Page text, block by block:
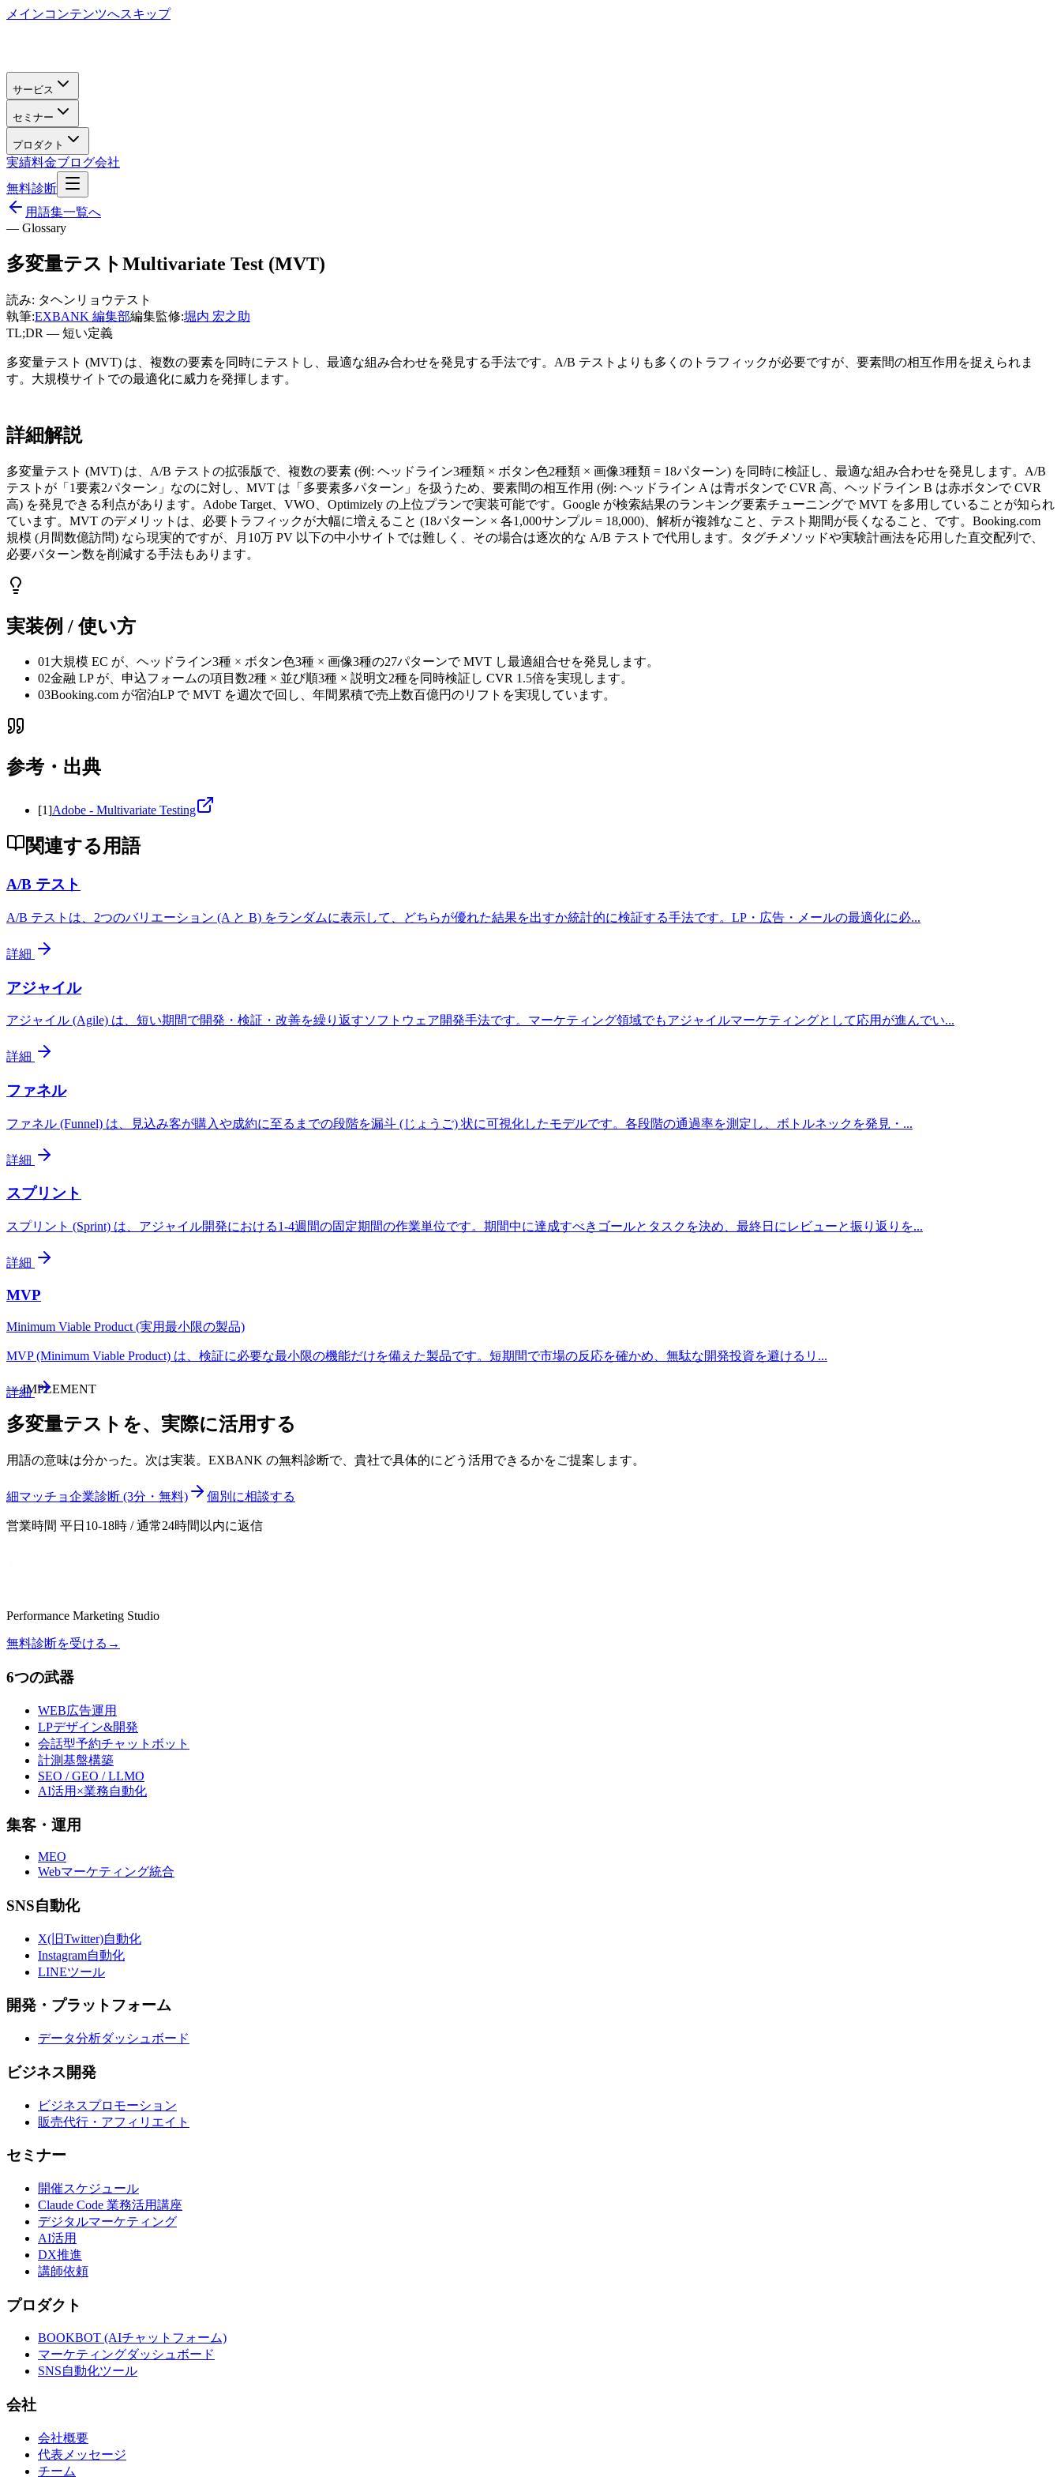
メインコンテンツへスキップ
サービス
セミナー
プロダクト
実績料金ブログ会社
無料診断
用語集一覧へ
— Glossary
多変量テストMultivariate Test (MVT)
読み: タヘンリョウテスト
執筆:EXBANK 編集部編集監修:堀内 宏之助
TL;DR — 短い定義
多変量テスト (MVT) は、複数の要素を同時にテストし、最適な組み合わせを発見する手法です。A/B テストよりも多くのトラフィックが必要ですが、要素間の相互作用を捉えられま
す。大規模サイトでの最適化に威力を発揮します。
詳細解説
多変量テスト (MVT) は、A/B テストの拡張版で、複数の要素 (例: ヘッドライン3種類 × ボタン色2種類 × 画像3種類 = 18パターン) を同時に検証し、最適な組み合わせを発見します。A/B
テストが「1要素2パターン」なのに対し、MVT は「多要素多パターン」を扱うため、要素間の相互作用 (例: ヘッドライン A は青ボタンで CVR 高、ヘッドライン B は赤ボタンで CVR
高) を発見できる利点があります。Adobe Target、VWO、Optimizely の上位プランで実装可能です。Google が検索結果のランキング要素チューニングで MVT を多用していることが知られ
ています。MVT のデメリットは、必要トラフィックが大幅に増えること (18パターン × 各1,000サンプル = 18,000)、解析が複雑なこと、テスト期間が長くなること、です。Booking.com
規模 (月間数億訪問) なら現実的ですが、月10万 PV 以下の中小サイトでは難しく、その場合は逐次的な A/B テストで代用します。タグチメソッドや実験計画法を応用した直交配列で、
必要パターン数を削減する手法もあります。
実装例 / 使い方
01大規模 EC が、ヘッドライン3種 × ボタン色3種 × 画像3種の27パターンで MVT し最適組合せを発見します。
02金融 LP が、申込フォームの項目数2種 × 並び順3種 × 説明文2種を同時検証し CVR 1.5倍を実現します。
03Booking.com が宿泊LP で MVT を週次で回し、年間累積で売上数百億円のリフトを実現しています。
参考・出典
[1]Adobe - Multivariate Testing
関連する用語
A/B テスト
A/B テストは、2つのバリエーション (A と B) をランダムに表示して、どちらが優れた結果を出すか統計的に検証する手法です。LP・広告・メールの最適化に必...
詳細
アジャイル
アジャイル (Agile) は、短い期間で開発・検証・改善を繰り返すソフトウェア開発手法です。マーケティング領域でもアジャイルマーケティングとして応用が進んでい...
詳細
ファネル
ファネル (Funnel) は、見込み客が購入や成約に至るまでの段階を漏斗 (じょうご) 状に可視化したモデルです。各段階の通過率を測定し、ボトルネックを発見・ ...
詳細
スプリント
スプリント (Sprint) は、アジャイル開発における1-4週間の固定期間の作業単位です。期間中に達成すべきゴールとタスクを決め、最終日にレビューと振り返りを...
詳細
MVP
Minimum Viable Product (実用最小限の製品)
MVP (Minimum Viable Product) は、検証に必要な最小限の機能だけを備えた製品です。短期間で市場の反応を確かめ、無駄な開発投資を避けるリ ...
詳細
—IMPLEMENT
多変量テスト を、実際に活用する
用語の意味は分かった。次は実装。EXBANK の無料診断で、貴社で具体的にどう活用できるかをご提案します。
細マッチョ企業診断 (3分・無料) 個別に相談する
営業時間 平日10-18時 / 通常24時間以内に返信
Performance Marketing Studio
無料診断を受ける →
6つの武器
WEB広告運用
LPデザイン&開発
会話型予約チャットボット
計測基盤構築
SEO / GEO / LLMO
AI活用×業務自動化
集客・運用
MEO
Webマーケティング統合
SNS自動化
X(旧Twitter)自動化
Instagram自動化
LINEツール
開発・プラットフォーム
データ分析ダッシュボード
ビジネス開発
ビジネスプロモーション
販売代行・アフィリエイト
セミナー
開催スケジュール
Claude Code 業務活用講座
デジタルマーケティング
AI活用
DX推進
講師依頼
プロダクト
BOOKBOT (AIチャットフォーム)
マーケティングダッシュボード
SNS自動化ツール
会社
会社概要
代表メッセージ
チーム